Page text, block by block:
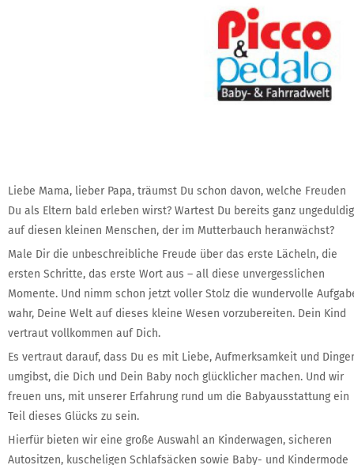
Liebe Mama, lieber Papa, träumst Du schon davon, welche Freuden
Du als Eltern bald erleben wirst? Wartest Du bereits ganz ungeduldig
auf diesen kleinen Menschen, der im Mutterbauch heranwächst?
Male Dir die unbeschreibliche Freude über das erste Lächeln, die
ersten Schritte, das erste Wort aus – all diese unvergesslichen
Momente. Und nimm schon jetzt voller Stolz die wundervolle
wahr, Deine Welt auf dieses kleine Wesen vorzubereiten. Dein Kind
vertraut vollkommen auf Dich.
Es vertraut darauf, dass Du es mit Liebe, Aufmerksamkeit und
umgibst, die Dich und Dein Baby noch glücklicher machen. Und wir
freuen uns, mit unserer Erfahrung rund um die Babyausstattung ein
Teil dieses Glücks zu sein.
Hierfür bieten wir eine große Auswahl an Kinderwagen, sicheren
Autositzen, kuscheligen Schlafsäcken sowie Baby- und Kindermode